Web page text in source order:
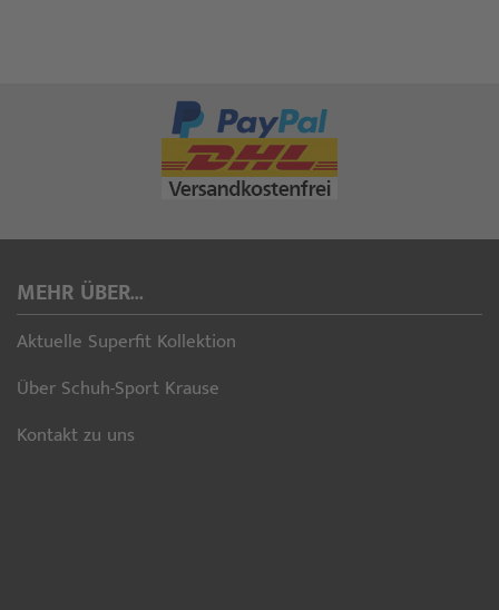
MEHR ÜBER...
Aktuelle Superfit Kollektion
Über Schuh-Sport Krause
Kontakt zu uns